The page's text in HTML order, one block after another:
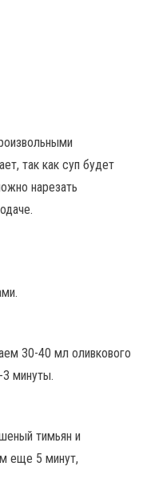
так как суп будет
нарезать
30-40 мл оливкового
минуты.
тимьян и
еще 5 минут,